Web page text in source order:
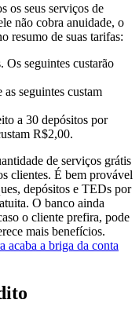
os seus serviços de
não cobra anuidade, o
resumo de suas tarifas:
Os seguintes custarão
seguintes custam
a 30 depósitos por
R$2,00.
de serviços grátis
clientes. É bem provável
depósitos e TEDs por
O banco ainda
o cliente prefira, pode
mais benefícios.
acaba a briga da conta